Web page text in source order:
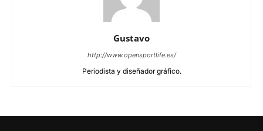
Gustavo
http://www.opensportlife.es/
Periodista y diseñador gráfico.